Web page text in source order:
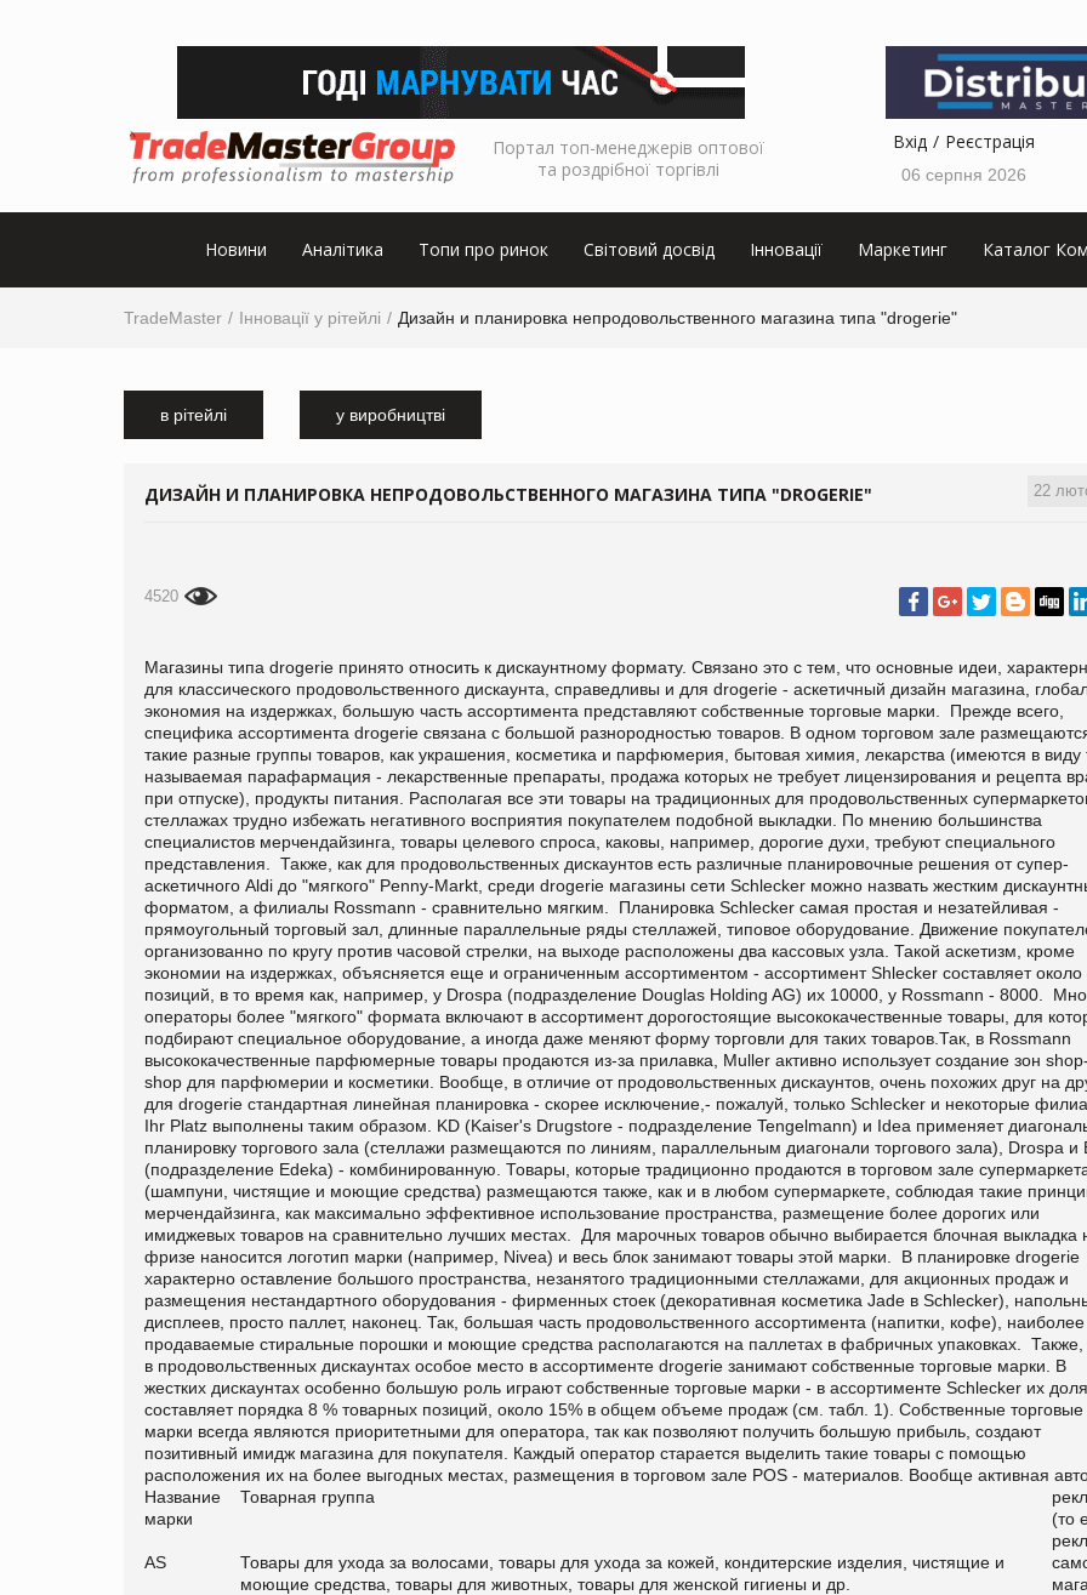
Портал топ-менеджерів оптової
та роздрібної торгівлі
Вхід Реєстрація
06 серпня 2026
Новини Аналітика Топи про ринок Світовий досвід Інновації Маркетинг Каталог
TradeMaster Інновації у рітейлі Дизайн и планировка непродовольственного магазина типа "drogerie"
в рітейлі у виробництві
22
ДИЗАЙН И ПЛАНИРОВКА НЕПРОДОВОЛЬСТВЕННОГО МАГАЗИНА ТИПА "DROGERIE"
4520
Магазины типа drogerie принято относить к дискаунтному формату. Связано это с тем, что основные идеи,
для классического продовольственного дискаунта, справедливы и для drogerie - аскетичный дизайн магазина,
экономия на издержках, большую часть ассортимента представляют собственные торговые марки. Прежде всего,
специфика ассортимента drogerie связана с большой разнородностью товаров. В одном торговом зале
такие разные группы товаров, как украшения, косметика и парфюмерия, бытовая химия, лекарства (имеются в виду
называемая парафармация - лекарственные препараты, продажа которых не требует лицензирования и рецепта
при отпуске), продукты питания. Располагая все эти товары на традиционных для продовольственных
стеллажах трудно избежать негативного восприятия покупателем подобной выкладки. По мнению большинства
специалистов мерчендайзинга, товары целевого спроса, каковы, например, дорогие духи, требуют специального
представления. Также, как для продовольственных дискаунтов есть различные планировочные решения от супер-
аскетичного Aldi до "мягкого" Penny-Markt, среди drogerie магазины сети Schlecker можно назвать жестким
форматом, а филиалы Rossmann - сравнительно мягким. Планировка Schlecker самая простая и незатейливая -
прямоугольный торговый зал, длинные параллельные ряды стеллажей, типовое оборудование. Движение
организованно по кругу против часовой стрелки, на выходе расположены два кассовых узла. Такой аскетизм, кроме
экономии на издержках, объясняется еще и ограниченным ассортиментом - ассортимент Shlecker составляет около
позиций, в то время как, например, у Drospa (подразделение Douglas Holding AG) их 10000, у Rossmann - 8000.
операторы более "мягкого" формата включают в ассортимент дорогостоящие высококачественные товары, для
подбирают специальное оборудование, а иногда даже меняют форму торговли для таких товаров.Так, в Rossmann
высококачественные парфюмерные товары продаются из-за прилавка, Muller активно использует создание зон
shop для парфюмерии и косметики. Вообще, в отличие от продовольственных дискаунтов, очень похожих друг на
для drogerie стандартная линейная планировка - скорее исключение,- пожалуй, только Schlecker и некоторые
Ihr Platz выполнены таким образом. KD (Kaiser's Drugstore - подразделение Tengelmann) и Idea применяет
планировку торгового зала (стеллажи размещаются по линиям, параллельным диагонали торгового зала), Drospa и
(подразделение Edeka) - комбинированную. Товары, которые традиционно продаются в торговом зале
(шампуни, чистящие и моющие средства) размещаются также, как и в любом супермаркете, соблюдая такие
мерчендайзинга, как максимально эффективное использование пространства, размещение более дорогих или
имиджевых товаров на сравнительно лучших местах. Для марочных товаров обычно выбирается блочная выкладка
фризе наносится логотип марки (например, Nivea) и весь блок занимают товары этой марки. В планировке drogerie
характерно оставление большого пространства, незанятого традиционными стеллажами, для акционных продаж и
размещения нестандартного оборудования - фирменных стоек (декоративная косметика Jade в Schlecker),
дисплеев, просто паллет, наконец. Так, большая часть продовольственного ассортимента (напитки, кофе), наиболее
продаваемые стиральные порошки и моющие средства располагаются на паллетах в фабричных упаковках. Также,
в продовольственных дискаунтах особое место в ассортименте drogerie занимают собственные торговые марки. В
жестких дискаунтах особенно большую роль играют собственные торговые марки - в ассортименте Schlecker их доля
составляет порядка 8 % товарных позиций, около 15% в общем объеме продаж (см. табл. 1). Собственные торговые
марки всегда являются приоритетными для оператора, так как позволяют получить большую прибыль, создают
позитивный имидж магазина для покупателя. Каждый оператор старается выделить такие товары с помощью
расположения их на более выгодных местах, размещения в торговом зале POS - материалов.
Название
марки
Товарная группа
AS
Товары для ухода за волосами, товары для ухода за кожей, кондитерские изделия, чистящие и
моющие средства, товары для животных, товары для женской гигиены и др.
Вообще активная
(то